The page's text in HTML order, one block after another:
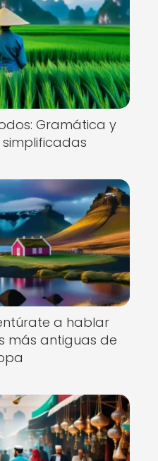
Gramática y
a hablar
más antiguas de